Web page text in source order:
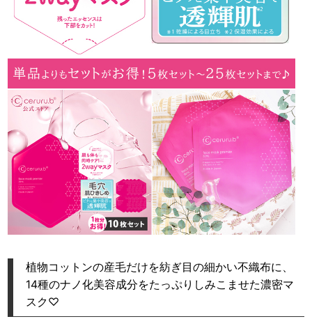
植物コットンの産毛だけを紡ぎ目の細かい不織布に、
14種のナノ化美容成分をたっぷりしみこませた濃密マ
スク♡